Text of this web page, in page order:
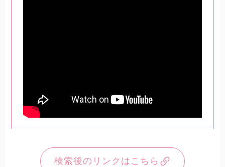
検索後のリンクはこちら